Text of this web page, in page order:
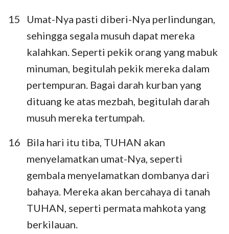
15
Umat-Nya pasti diberi-Nya perlindungan,
sehingga segala musuh dapat mereka
kalahkan. Seperti pekik orang yang mabuk
minuman, begitulah pekik mereka dalam
pertempuran. Bagai darah kurban yang
dituang ke atas mezbah, begitulah darah
musuh mereka tertumpah.
16
Bila hari itu tiba, TUHAN akan
menyelamatkan umat-Nya, seperti
gembala menyelamatkan dombanya dari
bahaya. Mereka akan bercahaya di tanah
TUHAN, seperti permata mahkota yang
berkilauan.